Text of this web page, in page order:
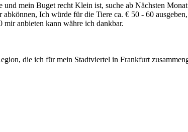
und mein Buget recht Klein ist, suche ab Nächsten
Ich würde für die Tiere ca. € 50 - 60
anbieten kann währe ich dankbar.
die ich für mein Stadtviertel in Frankfurt